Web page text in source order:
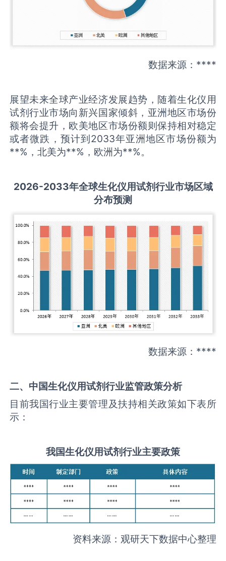
数据来源：****
展望未来全球产业经济发展趋势，随着生化仪用
试剂行业市场向新兴国家倾斜，亚洲地区市场份
额将会提升，欧美地区市场份额则保持相对稳定
或者微跌，预计到2033年亚洲地区市场份额为
**%，北美为**%，欧洲为**%。
2026-2033年全球生化仪用试剂行业市场区域
分布预测
数据来源：****
二、中国生化仪用试剂行业监管政策分析
目前我国行业主要管理及扶持相关政策如下表所
示：
我国生化仪用试剂行业主要政策
资料来源：观研天下数据中心整理